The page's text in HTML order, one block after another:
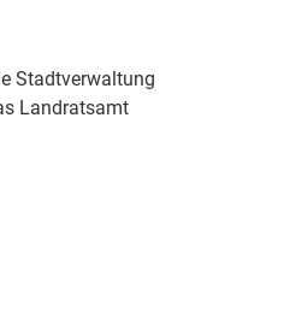
Stadtverwaltung
Landratsamt